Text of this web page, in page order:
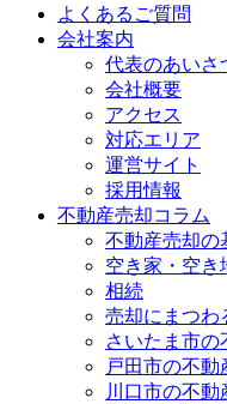
よくあるご質問
会社案内
代表のあいさ
会社概要
アクセス
対応エリア
運営サイト
採用情報
不動産売却コラム
不動産売却の
空き家・空き
相続
売却にまつわ
さいたま市の
戸田市の不動
川口市の不動